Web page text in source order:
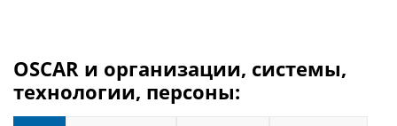
OSCAR и организации, системы,
технологии, персоны: